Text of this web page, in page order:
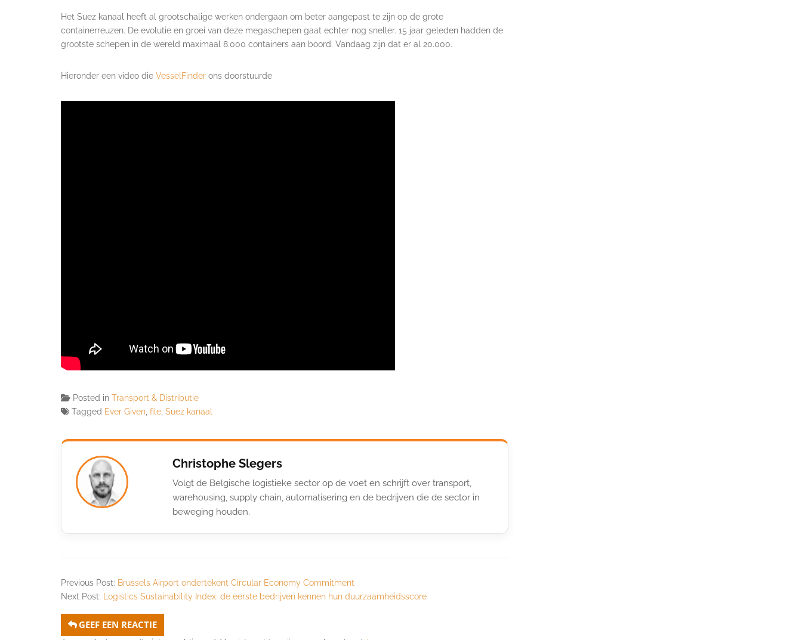
Het Suez kanaal heeft al grootschalige werken ondergaan om beter aangepast te zijn op de grote
containerreuzen. De evolutie en groei van deze megaschepen gaat echter nog sneller. 15 jaar geleden hadden de
grootste schepen in de wereld maximaal 8.000 containers aan boord. Vandaag zijn dat er al 20.000.
Hieronder een video die VesselFinder ons doorstuurde
Posted in Transport & Distributie
Tagged Ever Given file Suez kanaal
Christophe Slegers
Volgt de Belgische logistieke sector op de voet en schrijft over transport,
warehousing, supply chain, automatisering en de bedrijven die de sector in
beweging houden.
Previous Post: Brussels Airport ondertekent Circular Economy Commitment
Next Post:
Logistics Sustainability Index: de eerste bedrijven kennen hun duurzaamheidsscore
GEEF EEN REACTIE